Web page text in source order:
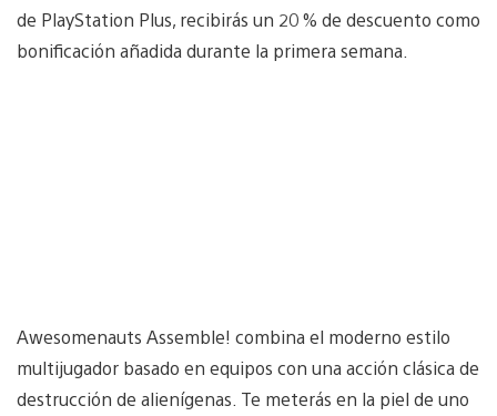
de PlayStation Plus, recibirás un 20 % de descuento como
bonificación añadida durante la primera semana.
Awesomenauts Assemble! combina el moderno estilo
multijugador basado en equipos con una acción clásica de
destrucción de alienígenas. Te meterás en la piel de uno